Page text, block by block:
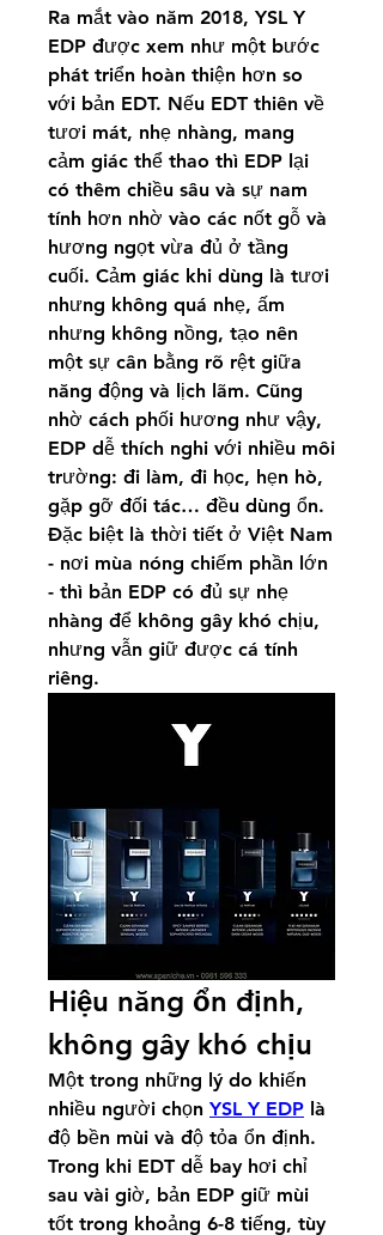
Ra mắt vào năm 2018, YSL Y
EDP được xem như một bước
phát triển hoàn thiện hơn so
với bản EDT. Nếu EDT thiên về
tươi mát, nhẹ nhàng, mang
cảm giác thể thao thì EDP lại
có thêm chiều sâu và sự nam
tính hơn nhờ vào các nốt gỗ và
hương ngọt vừa đủ ở tầng
cuối. Cảm giác khi dùng là tươi
nhưng không quá nhẹ, ấm
nhưng không nồng, tạo nên
một sự cân bằng rõ rệt giữa
năng động và lịch lãm. Cũng
nhờ cách phối hương như vậy,
EDP dễ thích nghi với nhiều môi
trường: đi làm, đi học, hẹn hò,
gặp gỡ đối tác… đều dùng ổn.
Đặc biệt là thời tiết ở Việt Nam
- nơi mùa nóng chiếm phần lớn
- thì bản EDP có đủ sự nhẹ
nhàng để không gây khó chịu,
nhưng vẫn giữ được cá tính
riêng.
Hiệu năng ổn định,
không gây khó chịu
Một trong những lý do khiến
nhiều người chọn YSL Y EDP là
độ bền mùi và độ tỏa ổn định.
Trong khi EDT dễ bay hơi chỉ
sau vài giờ, bản EDP giữ mùi
tốt trong khoảng 6-8 tiếng, tùy